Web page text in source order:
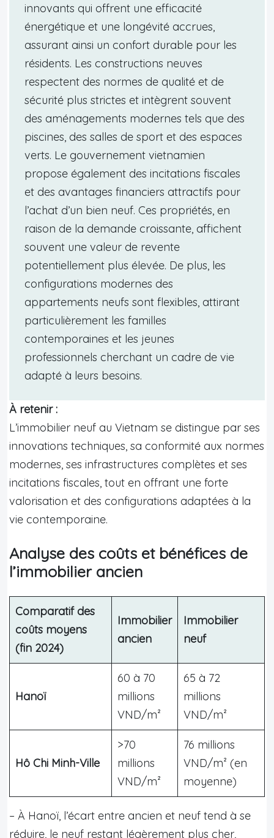
innovants qui offrent une efficacité
énergétique et une longévité accrues,
assurant ainsi un confort durable pour les
résidents. Les constructions neuves
respectent des normes de qualité et de
sécurité plus strictes et intègrent souvent
des aménagements modernes tels que des
piscines, des salles de sport et des espaces
verts. Le gouvernement vietnamien
propose également des incitations fiscales
et des avantages financiers attractifs pour
l’achat d’un bien neuf. Ces propriétés, en
raison de la demande croissante, affichent
souvent une valeur de revente
potentiellement plus élevée. De plus, les
configurations modernes des
appartements neufs sont flexibles, attirant
particulièrement les familles
contemporaines et les jeunes
professionnels cherchant un cadre de vie
adapté à leurs besoins.
À retenir :
L’immobilier neuf au Vietnam se distingue par ses
innovations techniques, sa conformité aux normes
modernes, ses infrastructures complètes et ses
incitations fiscales, tout en offrant une forte
valorisation et des configurations adaptées à la
vie contemporaine.
Analyse des coûts et bénéfices de
l’immobilier ancien
Comparatif des
coûts moyens
(fin 2024)
Immobilier
ancien
Immobilier
neuf
Hanoï
60 à 70
millions
VND/m²
65 à 72
millions
VND/m²
Hô Chi Minh-Ville
>70
millions
VND/m²
76 millions
VND/m² (en
moyenne)
– À Hanoï, l’écart entre ancien et neuf tend à se
réduire, le neuf restant légèrement plus cher,